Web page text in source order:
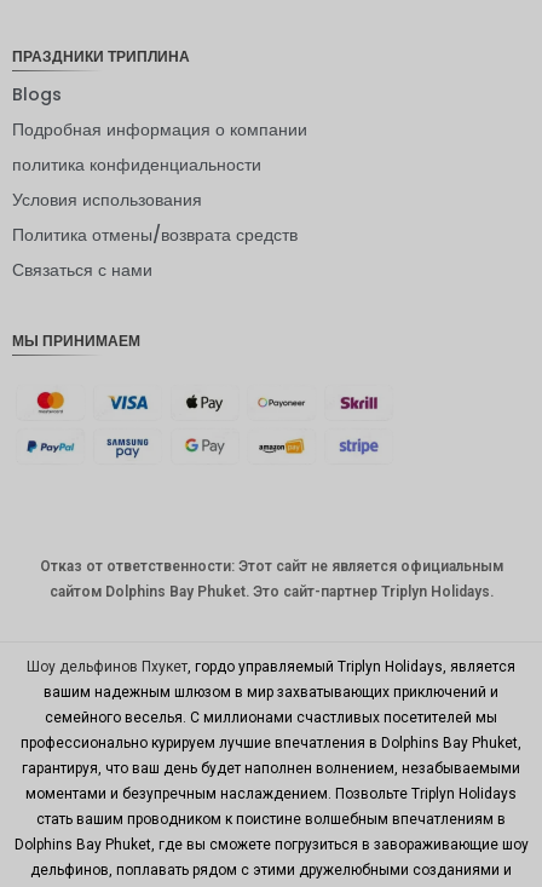
ЙЕНА
евро
ая
крона
САПР
корейск
ая вона
китайски
й юань
ТВД
MYR
ПРАЗДНИКИ ТРИПЛИНА
Blogs
Подробная информация о компании
политика конфиденциальности
Условия использования
Политика отмены/возврата средств
Связаться с нами
МЫ ПРИНИМАЕМ
Отказ от ответственности: Этот сайт не является официальным
сайтом Dolphins Bay Phuket. Это сайт-партнер Triplyn Holidays.
Шоу дельфинов Пхукет, гордо управляемый Triplyn Holidays, является
вашим надежным шлюзом в мир захватывающих приключений и
семейного веселья. С миллионами счастливых посетителей мы
профессионально курируем лучшие впечатления в Dolphins Bay Phuket,
гарантируя, что ваш день будет наполнен волнением, незабываемыми
моментами и безупречным наслаждением. Позвольте Triplyn Holidays
стать вашим проводником к поистине волшебным впечатлениям в
Dolphins Bay Phuket, где вы сможете погрузиться в завораживающие шоу
дельфинов, поплавать рядом с этими дружелюбными созданиями и